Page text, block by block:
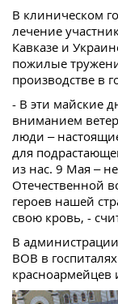
В клиническом
лечение
Кавказе и
пожилые
производстве в
- В эти майские
вниманием
люди –
для
из нас. 9 Мая –
Отечественной
героев нашей
свою кровь, -
В
ВОВ в
красноармейцев